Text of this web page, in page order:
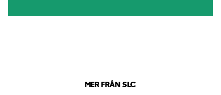
MER FRÅN SLC